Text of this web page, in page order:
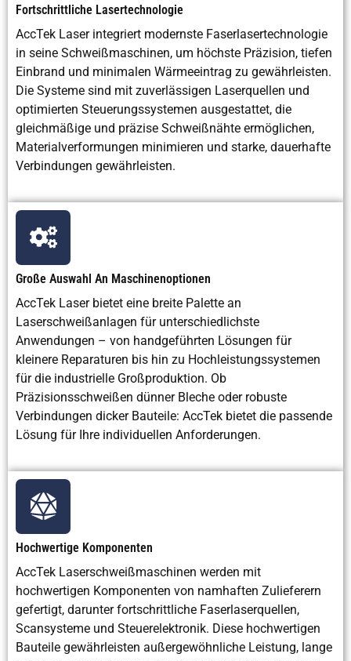
Fortschrittliche Lasertechnologie
AccTek Laser integriert modernste Faserlasertechnologie
in seine Schweißmaschinen, um höchste Präzision, tiefen
Einbrand und minimalen Wärmeeintrag zu gewährleisten.
Die Systeme sind mit zuverlässigen Laserquellen und
optimierten Steuerungssystemen ausgestattet, die
gleichmäßige und präzise Schweißnähte ermöglichen,
Materialverformungen minimieren und starke, dauerhafte
Verbindungen gewährleisten.
Große Auswahl An Maschinenoptionen
AccTek Laser bietet eine breite Palette an
Laserschweißanlagen für unterschiedlichste
Anwendungen – von handgeführten Lösungen für
kleinere Reparaturen bis hin zu Hochleistungssystemen
für die industrielle Großproduktion. Ob
Präzisionsschweißen dünner Bleche oder robuste
Verbindungen dicker Bauteile: AccTek bietet die passende
Lösung für Ihre individuellen Anforderungen.
Hochwertige Komponenten
AccTek Laserschweißmaschinen werden mit
hochwertigen Komponenten von namhaften Zulieferern
gefertigt, darunter fortschrittliche Faserlaserquellen,
Scansysteme und Steuerelektronik. Diese hochwertigen
Bauteile gewährleisten außergewöhnliche Leistung, lange